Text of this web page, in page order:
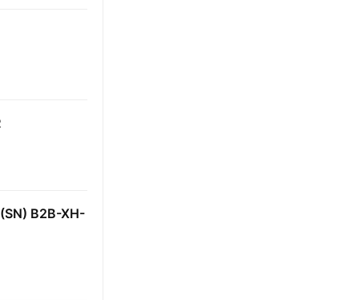
B2B-XH-